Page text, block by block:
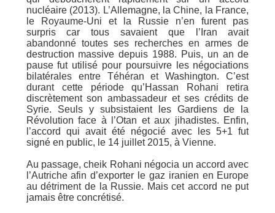
nucléaire (2013). L’Allemagne, la Chine, la France,
le Royaume-Uni et la Russie n’en furent pas
surpris car tous savaient que l’Iran avait
abandonné toutes ses recherches en armes de
destruction massive depuis 1988. Puis, un an de
pause fut utilisé pour poursuivre les négociations
bilatérales entre Téhéran et Washington. C’est
durant cette période qu’Hassan Rohani retira
discrètement son ambassadeur et ses crédits de
Syrie. Seuls y subsistaient les Gardiens de la
Révolution face à l’Otan et aux jihadistes. Enfin,
l’accord qui avait été négocié avec les 5+1 fut
signé en public, le 14 juillet 2015, à Vienne.
Au passage, cheik Rohani négocia un accord avec
l’Autriche afin d’exporter le gaz iranien en Europe
au détriment de la Russie. Mais cet accord ne put
jamais être concrétisé.